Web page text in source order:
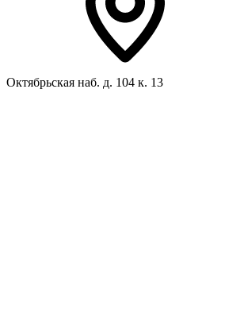
Октябрьская наб. д. 104 к. 13